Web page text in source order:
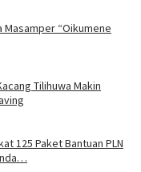
Masamper “Oikumene
Tilihuwa Makin
125 Paket Bantuan PLN